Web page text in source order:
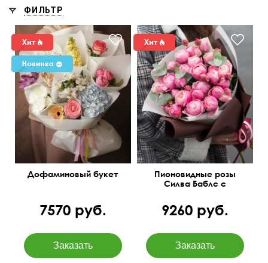
ФИЛЬТР
Всплеск радости и
главный тренд сезона
Дофаминовый букет
7570 руб.
Пионовидные розы
Силва Баблс с
9260 руб.